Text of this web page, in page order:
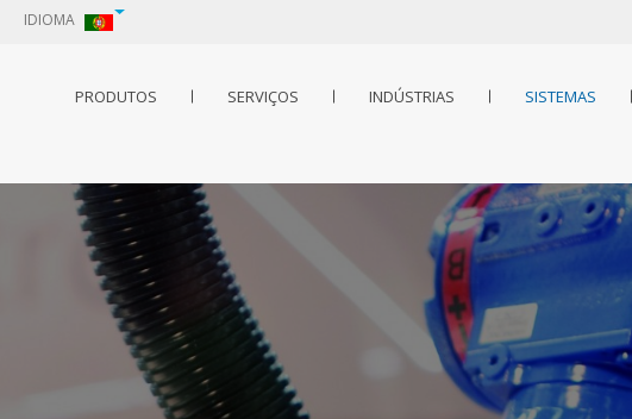
IDIOMA
PRODUTOS SERVIÇOS INDÚSTRIAS SISTEMAS